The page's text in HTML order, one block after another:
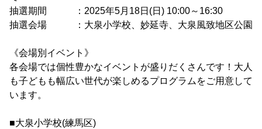
抽選期間 ：2025年5月18日(日) 10:00～16:30
抽選会場 ：大泉小学校、妙延寺、大泉風致地区公園
《会場別イベント》
各会場では個性豊かなイベントが盛りだくさんです！大人
も子どもも幅広い世代が楽しめるプログラムをご用意して
います。
■大泉小学校(練馬区)